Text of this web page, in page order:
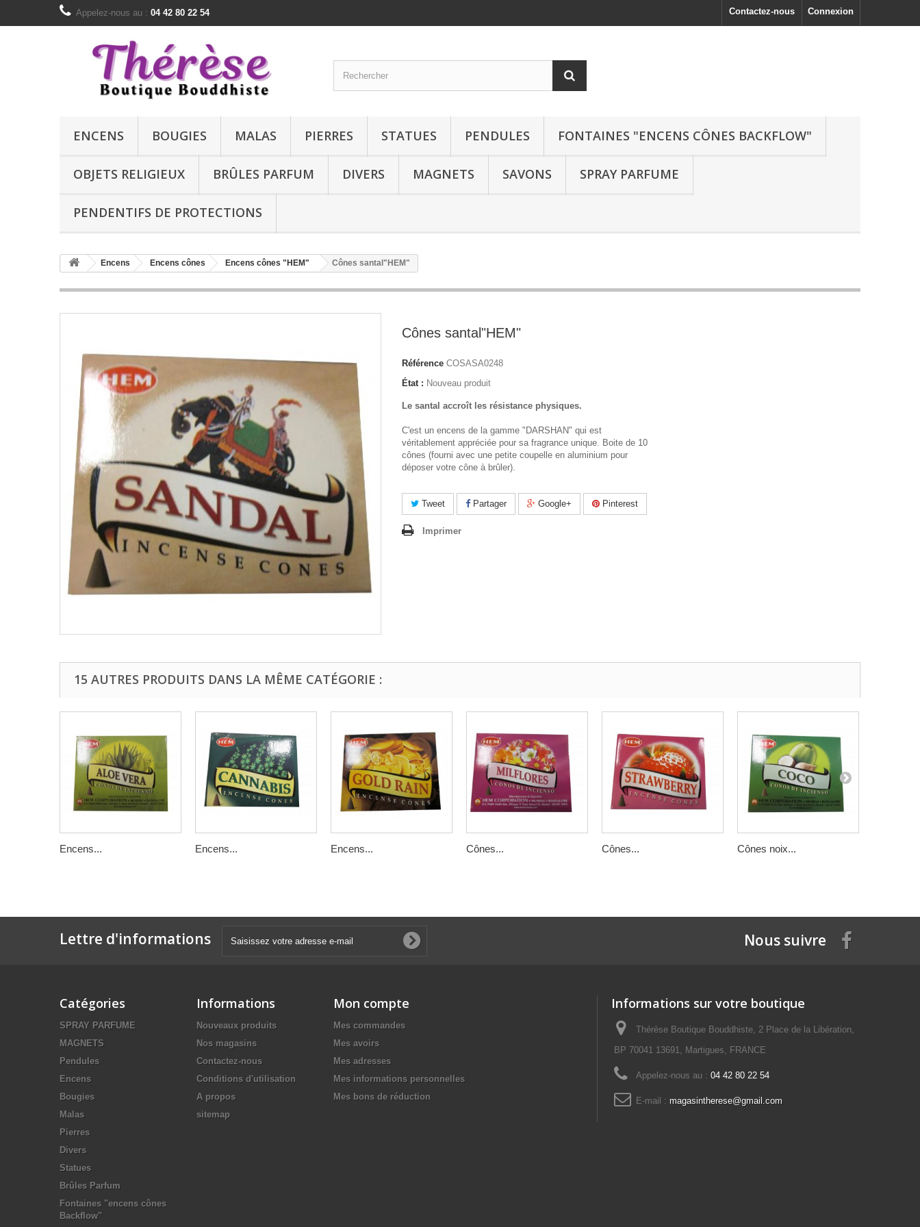
Connexion
Contactez-nous
Appelez-nous au : 04 42 80 22 54
ENCENS BOUGIES MALAS PIERRES STATUES PENDULES FONTAINES "ENCENS CÔNES BACKFLOW"
OBJETS RELIGIEUX BRÛLES PARFUM DIVERS MAGNETS SAVONS SPRAY PARFUME
PENDENTIFS DE PROTECTIONS
Encens Encens cônes Encens cônes "HEM" Cônes santal"HEM"
Cônes santal"HEM"
Référence COSASA0248
État : Nouveau produit
Le santal accroît les résistance physiques.
C'est un encens de la gamme "DARSHAN" qui est
véritablement appréciée pour sa fragrance unique. Boite de 10
cônes (fourni avec une petite coupelle en aluminium pour
déposer votre cône à brûler).
Tweet Partager Google+ Pinterest
Imprimer
15 AUTRES PRODUITS DANS LA MÊME CATÉGORIE :
Encens... Encens... Encens... Cônes... Cônes... Cônes noix...
Lettre d'informations Nous suivre
Catégories
SPRAY PARFUME
MAGNETS
Pendules
Encens
Bougies
Malas
Pierres
Divers
Statues
Brûles Parfum
Fontaines "encens cônes
Backflow"
Informations
Nouveaux produits
Nos magasins
Contactez-nous
Conditions d'utilisation
A propos
sitemap
Mon compte
Mes commandes
Mes avoirs
Mes adresses
Mes informations personnelles
Mes bons de réduction
Informations sur votre boutique
Thérèse Boutique Bouddhiste, 2 Place de la Libération,
BP 70041 13691, Martigues, FRANCE
Appelez-nous au : 04 42 80 22 54
E-mail : magasintherese@gmail.com